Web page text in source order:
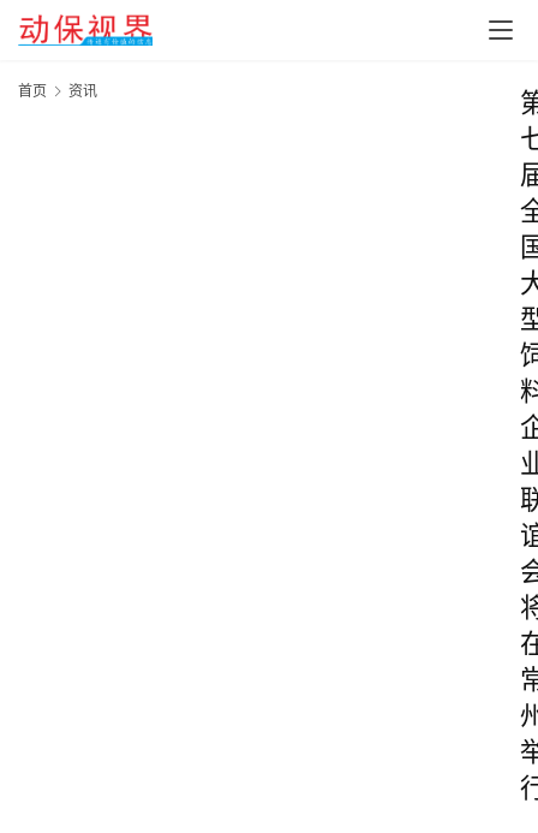
首页 资讯